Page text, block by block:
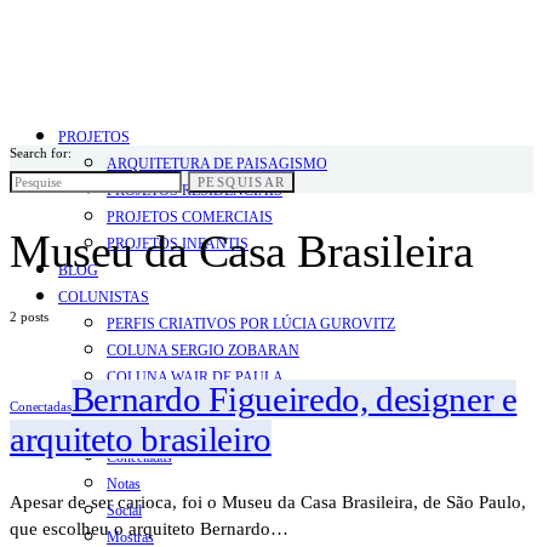
PROJETOS
ARQUITETURA DE PAISAGISMO
PROJETOS RESIDENCIAIS
PROJETOS COMERCIAIS
PROJETOS INFANTIS
BLOG
COLUNISTAS
PERFIS CRIATIVOS POR LÚCIA GUROVITZ
COLUNA SERGIO ZOBARAN
COLUNA WAIR DE PAULA
ARTE.IN.FORMA
CONEXÕES
Conectadas
Notas
Social
Mostras
Search for:
PESQUISAR
Museu da Casa Brasileira
2 posts
ConectadasBernardo Figueiredo, designer e
arquiteto brasileiro
Apesar de ser carioca, foi o Museu da Casa Brasileira, de São Paulo,
que escolheu o arquiteto Bernardo…